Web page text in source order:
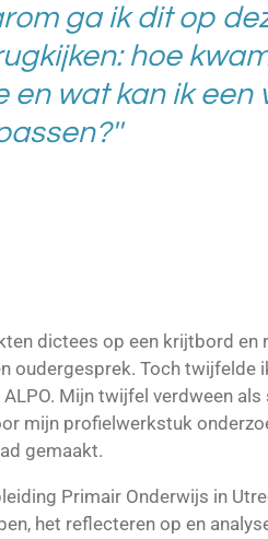
ga ik dit op
hoe
en wat kan ik een
dictees op een krijtbord
oudergesprek. Toch twijfelde
Mijn twijfel verdween
mijn profielwerkstuk
gemaakt.
Primair Onderwijs in
het reflecteren op en